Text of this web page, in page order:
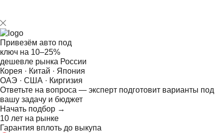
Привезём авто под
ключ на 10–25%
дешевле рынка России
Корея · Китай · Япония
ОАЭ · США · Киргизия
Ответьте на вопроса — эксперт подготовит варианты под
вашу задачу и бюджет
Начать подбор →
10 лет на рынке
Гарантия вплоть до выкупа